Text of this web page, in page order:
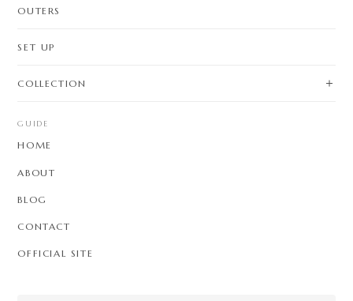
OUTERS
SET UP
COLLECTION
GUIDE
HOME
ABOUT
BLOG
CONTACT
OFFICIAL SITE